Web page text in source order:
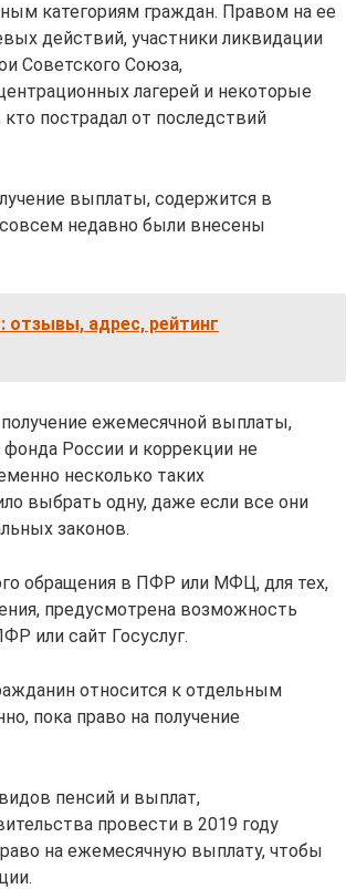
категориям граждан. Правом на ее
действий, участники ликвидации
Советского Союза,
лагерей и некоторые
пострадал от последствий
выплаты, содержится в
недавно были внесены
адрес, рейтинг
ежемесячной выплаты,
России и коррекции не
несколько таких
выбрать одну, даже если все они
законов.
обращения в ПФР или МФЦ, для тех,
предусмотрена возможность
или сайт Госуслуг.
относится к отдельным
пока право на получение
пенсий и выплат,
провести в 2019 году
на ежемесячную выплату, чтобы